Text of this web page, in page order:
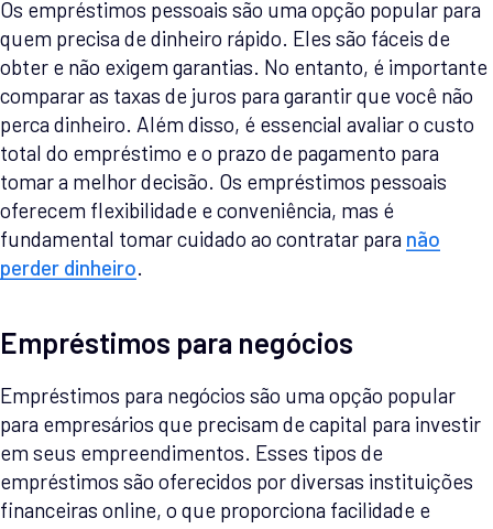
Os empréstimos pessoais são uma opção popular para
quem precisa de dinheiro rápido. Eles são fáceis de
obter e não exigem garantias. No entanto, é importante
comparar as taxas de juros para garantir que você não
perca dinheiro. Além disso, é essencial avaliar o custo
total do empréstimo e o prazo de pagamento para
tomar a melhor decisão. Os empréstimos pessoais
oferecem flexibilidade e conveniência, mas é
fundamental tomar cuidado ao contratar para não
perder dinheiro.
Empréstimos para negócios
Empréstimos para negócios são uma opção popular
para empresários que precisam de capital para investir
em seus empreendimentos. Esses tipos de
empréstimos são oferecidos por diversas instituições
financeiras online, o que proporciona facilidade e